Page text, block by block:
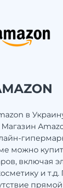
в
можно
включая
и